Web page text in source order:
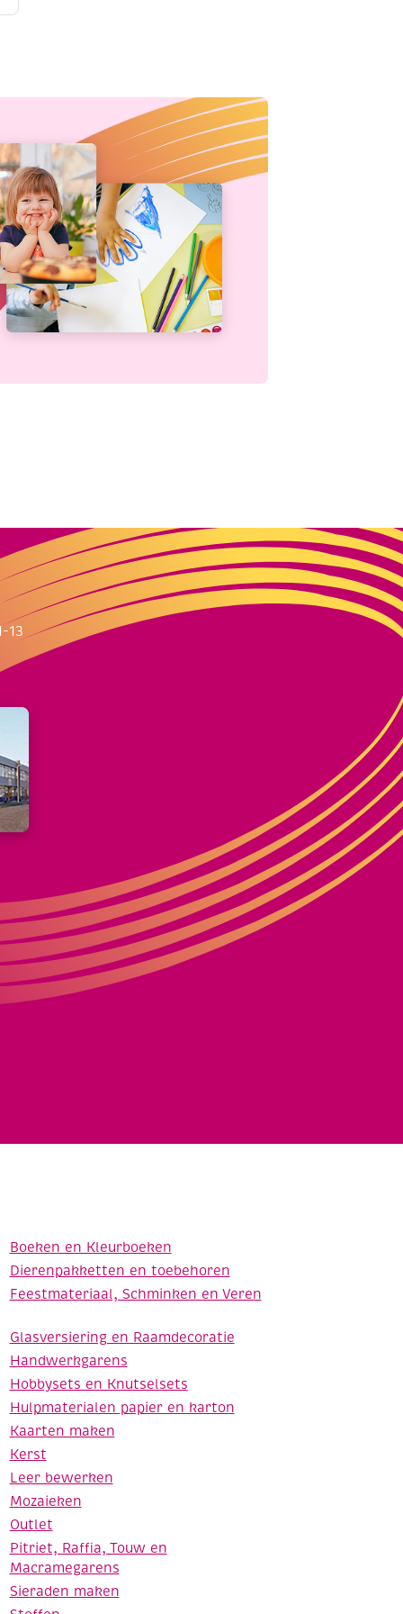
13
Boeken en Kleurboeken
Dierenpakketten en toebehoren
Feestmateriaal, Schminken en Veren
Glasversiering en Raamdecoratie
Handwerkgarens
Hobbysets en Knutselsets
Hulpmaterialen papier en karton
Kaarten maken
Kerst
Leer bewerken
Mozaieken
Outlet
Pitriet, Raffia, Touw en
Macramegarens
Sieraden maken